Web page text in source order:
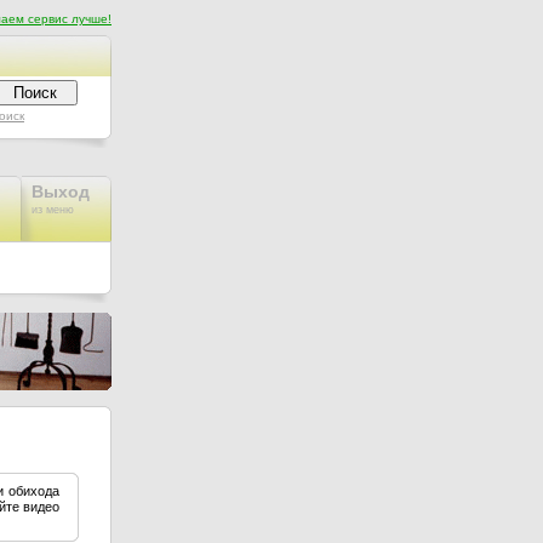
сервис лучше!
Выход
из меню
обихода
видео